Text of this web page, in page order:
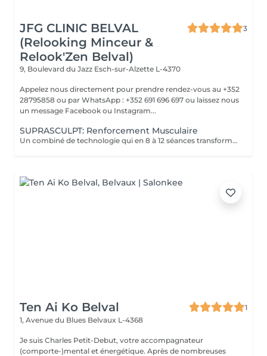
JFG CLINIC BELVAL
(Relooking Minceur &
Relook'Zen Belval)
3
9, Boulevard du Jazz Esch-sur-Alzette L-4370
Appelez nous directement pour prendre rendez-vous au +352
28795858 ou par WhatsApp : +352 691 696 697 ou laissez nous
un message Facebook ou Instagram...
SUPRASCULPT: Renforcement Musculaire
Un combiné de technologie qui en 8 à 12 séances transformera votre silhouette sur une zone du corps.. Des abdos développés? des cuisses tonifiées ?? des bras remodelés?? alors n'hésitez plus !!
Ten Ai Ko Belval
1
1, Avenue du Blues Belvaux L-4368
Je suis Charles Petit-Debut, votre accompagnateur
(comporte-)mental et énergétique. Après de nombreuses